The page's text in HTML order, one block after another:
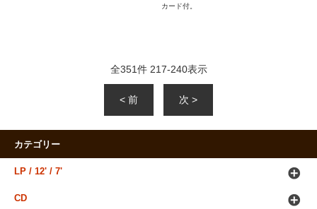
カード付。
全351件 217-240表示
< 前 次 >
カテゴリー
LP / 12' / 7'
CD